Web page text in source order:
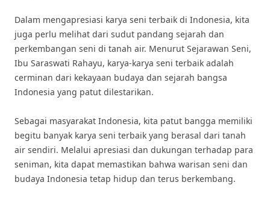
Dalam mengapresiasi karya seni terbaik di Indonesia, kita
juga perlu melihat dari sudut pandang sejarah dan
perkembangan seni di tanah air. Menurut Sejarawan Seni,
Ibu Saraswati Rahayu, karya-karya seni terbaik adalah
cerminan dari kekayaan budaya dan sejarah bangsa
Indonesia yang patut dilestarikan.
Sebagai masyarakat Indonesia, kita patut bangga memiliki
begitu banyak karya seni terbaik yang berasal dari tanah
air sendiri. Melalui apresiasi dan dukungan terhadap para
seniman, kita dapat memastikan bahwa warisan seni dan
budaya Indonesia tetap hidup dan terus berkembang.